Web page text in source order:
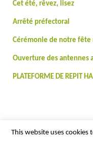
Cet été, rêvez, lisez
Arrêté préfectoral
Cérémonie de notre fête
Ouverture des antennes
PLATEFORME DE REPIT
This website uses cookies